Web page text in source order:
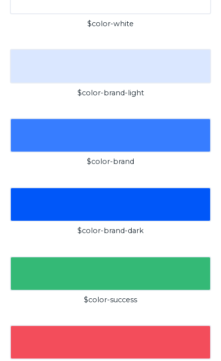
$color-white
$color-brand-light
$color-brand
$color-brand-dark
$color-success